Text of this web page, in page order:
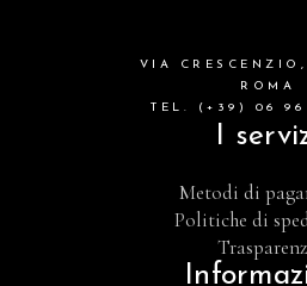
VIA
ROMA
TEL. (+39) 06 96
I
Metodi di
Politiche di